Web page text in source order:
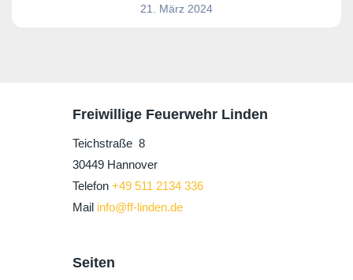
21. März 2024
Freiwillige Feuerwehr Linden
Teichstraße 8
30449 Hannover
Telefon +49 511 2134 336
Mail info@ff-linden.de
Seiten